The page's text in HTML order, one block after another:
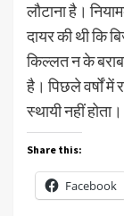
लौटाना है।
दायर की थी कि
किल्लत न के
है। पिछले वर्षों में
स्थायी नहीं होता।
Share this:
Facebook